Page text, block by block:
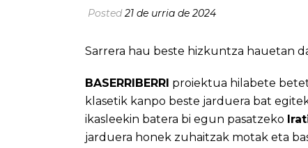
Posted21 de urria de 2024
Sarrera hau beste hizkuntza hauetan
BASERRIBERRI proiektua hilabete
klasetik kanpo beste jarduera bat
ikasleekin batera bi egun pasatzeko
jarduera honek zuhaitzak motak eta